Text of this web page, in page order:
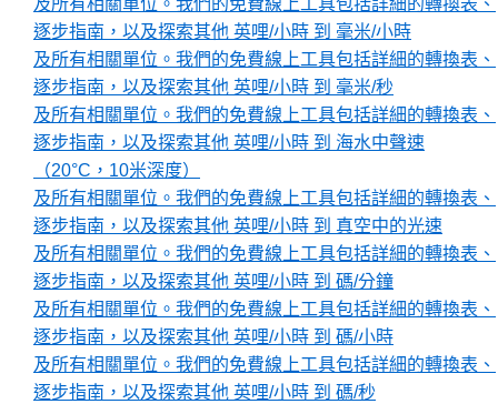
及所有相關單位。我們的免費線上工具包括詳細的轉換表、
逐步指南，以及探索其他 英哩/小時 到 毫米/小時
及所有相關單位。我們的免費線上工具包括詳細的轉換表、
逐步指南，以及探索其他 英哩/小時 到 毫米/秒
及所有相關單位。我們的免費線上工具包括詳細的轉換表、
逐步指南，以及探索其他 英哩/小時 到 海水中聲速
（20°C，10米深度）
及所有相關單位。我們的免費線上工具包括詳細的轉換表、
逐步指南，以及探索其他 英哩/小時 到 真空中的光速
及所有相關單位。我們的免費線上工具包括詳細的轉換表、
逐步指南，以及探索其他 英哩/小時 到 碼/分鐘
及所有相關單位。我們的免費線上工具包括詳細的轉換表、
逐步指南，以及探索其他 英哩/小時 到 碼/小時
及所有相關單位。我們的免費線上工具包括詳細的轉換表、
逐步指南，以及探索其他 英哩/小時 到 碼/秒